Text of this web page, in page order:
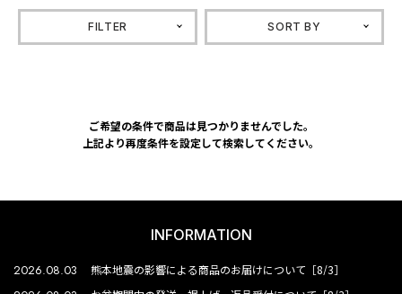
FILTER SORT BY
ご希望の条件で商品は見つかりませんでした。
上記より再度条件を設定して検索してください。
INFORMATION
2026.08.03 熊本地震の影響による商品のお届けについて［8/3］